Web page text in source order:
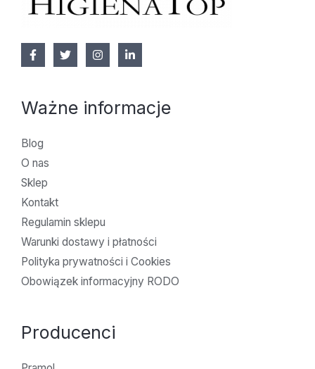
Ważne informacje
Blog
O nas
Sklep
Kontakt
Regulamin sklepu
Warunki dostawy i płatności
Polityka prywatności i Cookies
Obowiązek informacyjny RODO
Producenci